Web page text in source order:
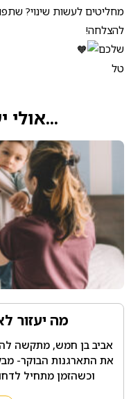
מחליטים לעשות שינוי?
להצלחה!
שלכם
טל
...אולי
מה יעזור
אביב בן חמש, מתקשה
את התארגנות הבוקר-
וכשהזמן מתחיל